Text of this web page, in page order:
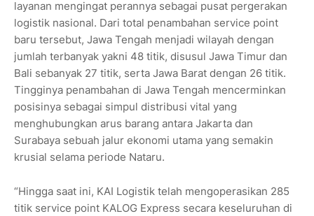
layanan mengingat perannya sebagai pusat pergerakan
logistik nasional. Dari total penambahan service point
baru tersebut, Jawa Tengah menjadi wilayah dengan
jumlah terbanyak yakni 48 titik, disusul Jawa Timur dan
Bali sebanyak 27 titik, serta Jawa Barat dengan 26 titik.
Tingginya penambahan di Jawa Tengah mencerminkan
posisinya sebagai simpul distribusi vital yang
menghubungkan arus barang antara Jakarta dan
Surabaya sebuah jalur ekonomi utama yang semakin
krusial selama periode Nataru.
“Hingga saat ini, KAI Logistik telah mengoperasikan 285
titik service point KALOG Express secara keseluruhan di